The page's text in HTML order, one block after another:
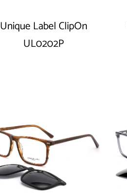
Unique Label ClipOn
UL0202P